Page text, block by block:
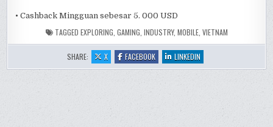
• Cashback Mingguan sebesar 5. 000 USD
TAGGED EXPLORING GAMING INDUSTRY, MOBILE, VIETNAM
SHARE: X:
EXPLORING
THE
FACEBOOK:
EXPLORING
THE
LINKEDIN
EXPLORING
THE